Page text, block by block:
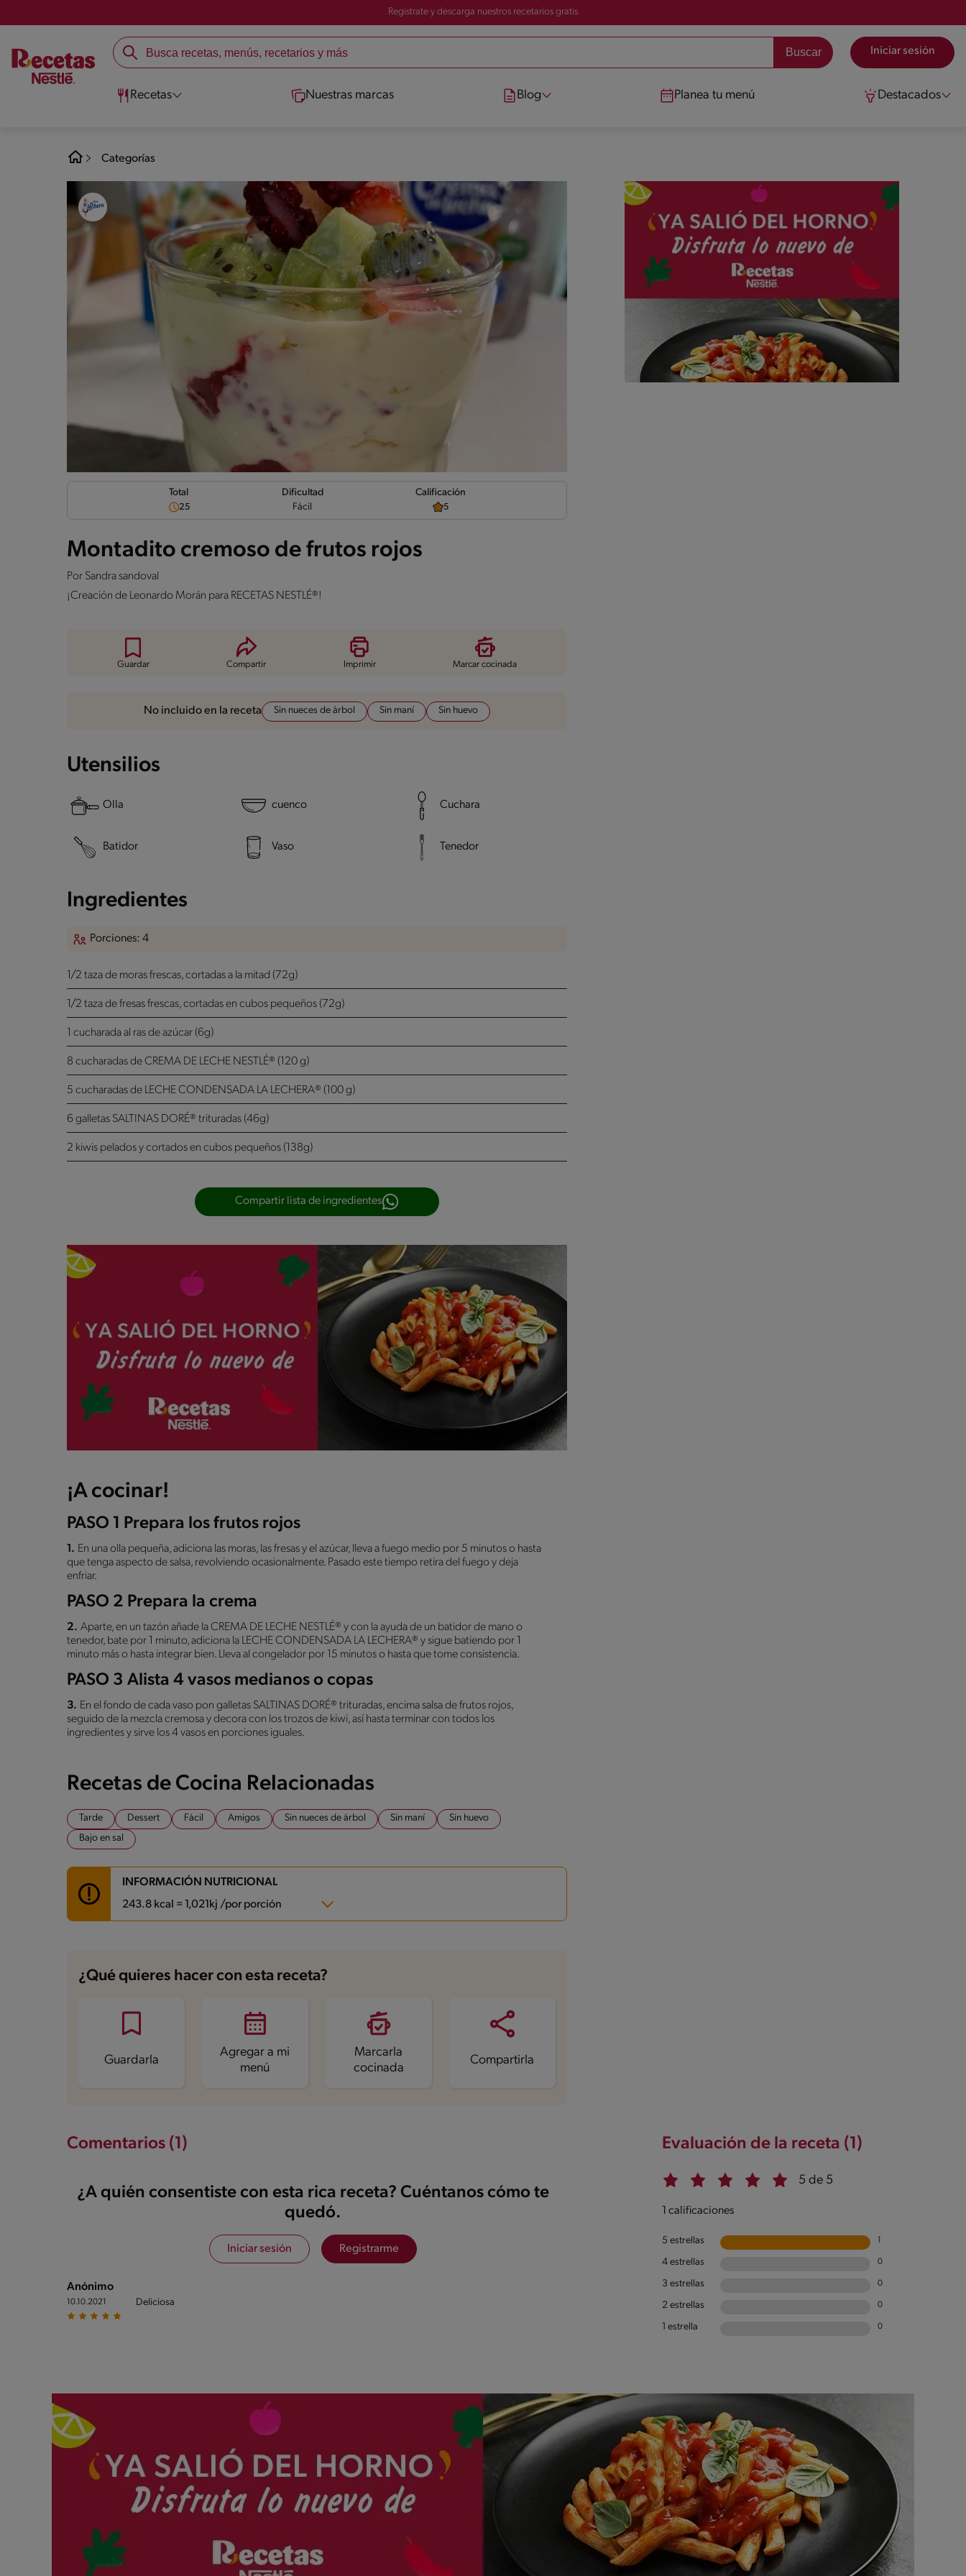
Registrate y descarga nuestros recetarios gratis
Iniciar sesión
Recetas Nuestras marcas Blog Planea tu menú Destacados
Categorías
Total
25
Dificultad
Fácil
Calificación
5
Montadito cremoso de frutos rojos
Por Sandra sandoval
¡Creación de Leonardo Morán para RECETAS NESTLÉ®!
Guardar Compartir Imprimir Marcar cocinada
No incluido en la receta Sin nueces de árbol Sin maní Sin huevo
Utensilios
Olla cuenco Cuchara
Batidor Vaso Tenedor
Ingredientes
Porciones: 4
1/2 taza de moras frescas, cortadas a la mitad (72g)
1/2 taza de fresas frescas, cortadas en cubos pequeños (72g)
1 cucharada al ras de azúcar (6g)
8 cucharadas de CREMA DE LECHE NESTLÉ® (120 g)
5 cucharadas de LECHE CONDENSADA LA LECHERA® (100 g)
6 galletas SALTINAS DORÉ® trituradas (46g)
2 kiwis pelados y cortados en cubos pequeños (138g)
Compartir lista de ingredientes
¡A cocinar!
PASO 1 Prepara los frutos rojos
1. En una olla pequeña, adiciona las moras, las fresas y el azúcar, lleva a fuego medio por 5 minutos o hasta
que tenga aspecto de salsa, revolviendo ocasionalmente. Pasado este tiempo retira del fuego y deja
enfriar.
PASO 2 Prepara la crema
2. Aparte, en un tazón añade la CREMA DE LECHE NESTLÉ® y con la ayuda de un batidor de mano o
tenedor, bate por 1 minuto, adiciona la LECHE CONDENSADA LA LECHERA® y sigue batiendo por 1
minuto más o hasta integrar bien. Lleva al congelador por 15 minutos o hasta que tome consistencia.
PASO 3 Alista 4 vasos medianos o copas
3. En el fondo de cada vaso pon galletas SALTINAS DORÉ® trituradas, encima salsa de frutos rojos,
seguido de la mezcla cremosa y decora con los trozos de kiwi, así hasta terminar con todos los
ingredientes y sirve los 4 vasos en porciones iguales.
Recetas de Cocina Relacionadas
Tarde Dessert Fácil Amigos Sin nueces de árbol Sin maní
Sin huevo
Bajo en sal
INFORMACIÓN NUTRICIONAL
243.8 kcal = 1,021kj /por porción
Energía
243.8 kcal
Grasas 11.8 g
Sodio
¿Qué quieres hacer con esta receta?
Guardarla
Agregar a mi
menú
Marcarla
cocinada
Compartirla
Evaluación de la receta (1)
5 de 5
1 calificaciones
5 estrellas 1
4 estrellas 0
3 estrellas 0
2 estrellas 0
1 estrella 0
Comentarios (1)
¿A quién consentiste con esta rica receta? Cuéntanos cómo te
quedó.
Iniciar sesión Registrarme
Anónimo
10.10.2021 Deliciosa